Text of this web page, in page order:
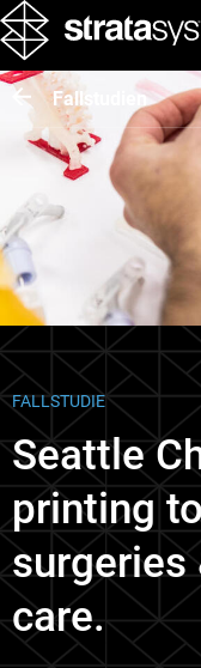
Fallstudien
FALLSTUDIE
Seattle
printing
surgeries
care.